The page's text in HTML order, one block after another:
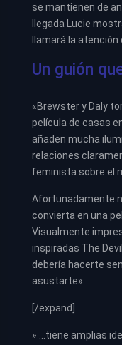
se mantienen de
llegada Lucie
llamará la
Un guión
«Brewster y Daly
película de casas
añaden mucha
relaciones
feminista sobre el
Afortunadamente
convierta en una
Visualmente
inspiradas The
debería hacerte
asustarte».
[/expand]
» …tiene amplias